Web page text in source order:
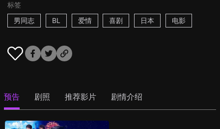
标签
男同志
BL 爱情 喜剧 日本 电影
预告 剧照 推荐影片 剧情介绍